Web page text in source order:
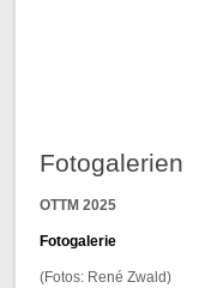
Fotogalerien
OTTM 2025
Fotogalerie
(Fotos: René Zwald)